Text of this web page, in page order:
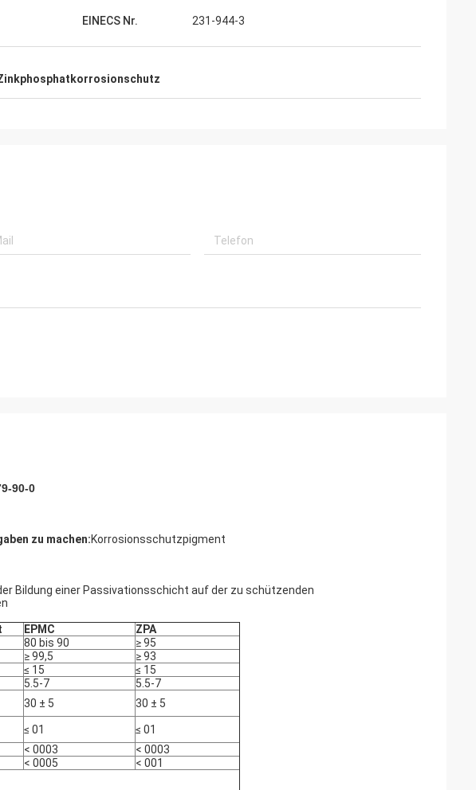
EINECS Nr. 231-944-3
90-0
zu machen:Korrosionsschutzpigment
Bildung einer Passivationsschicht auf der zu schützenden
EPMC
ZPA
80 bis 90
≥ 95
≥ 99,5
≥ 93
≤ 15
≤ 15
5.5-7
5.5-7
30 ± 5
30 ± 5
≤ 01
≤ 01
< 0003
< 0003
< 0005
< 001